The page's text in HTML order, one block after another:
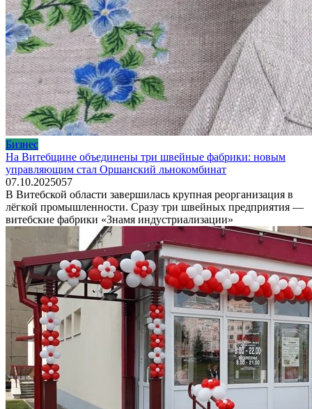
Бизнес
На Витебщине объединены три швейные фабрики: новым
управляющим стал Оршанский льнокомбинат
07.10.2025057
В Витебской области завершилась крупная реорганизация в
лёгкой промышленности. Сразу три швейных предприятия —
витебские фабрики «Знамя индустриализации»